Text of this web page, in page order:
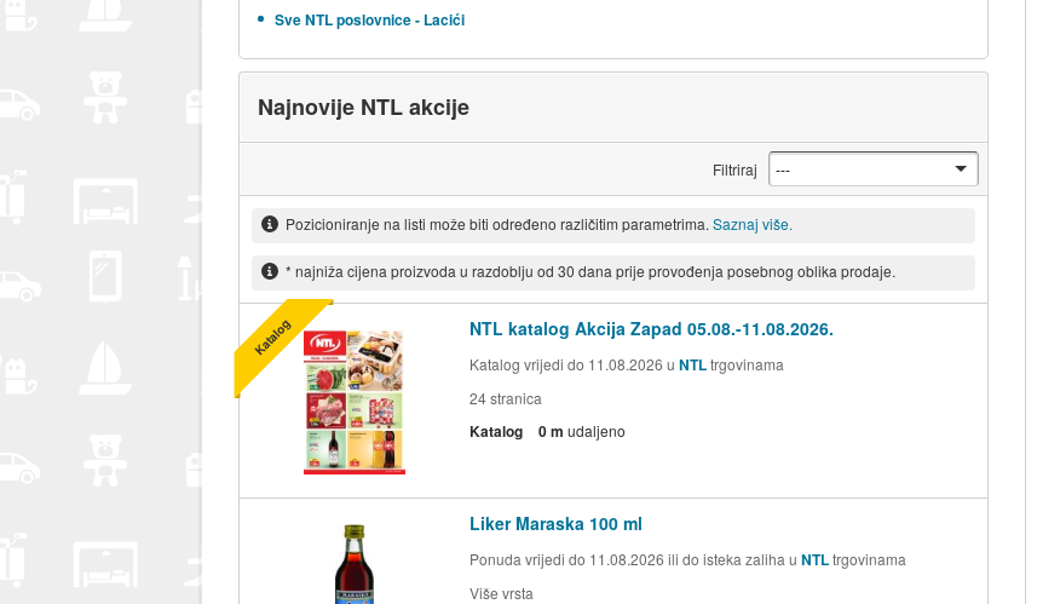
Sve NTL poslovnice - Lacići
Najnovije NTL akcije
Filtriraj
Pozicioniranje na listi može biti određeno različitim parametrima. Saznaj više.
* najniža cijena proizvoda u razdoblju od 30 dana prije provođenja posebnog oblika prodaje.
NTL katalog Akcija Zapad 05.08.-11.08.2026.
Katalog vrijedi do 11.08.2026 u NTLtrgovinama
24stranica
Katalog 0 m udaljeno
Katalog
Liker Maraska 100 ml
Ponuda vrijedi do 11.08.2026 ili do isteka zaliha u NTLtrgovinama
Više vrsta